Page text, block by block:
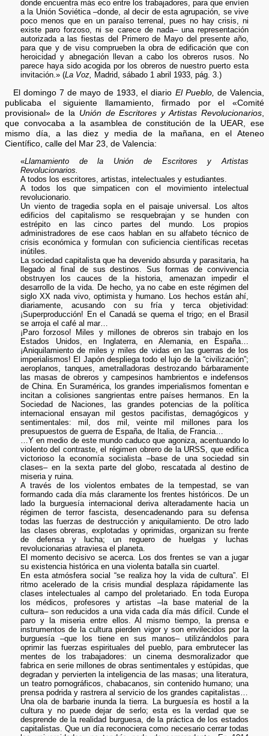
donde encuentra más eco entre los trabajadores, para que envíen
a la Unión Soviética –donde, al decir de esta agrupación, se vive
poco menos que en un paraíso terrenal, pues no hay crisis, ni
existe paro forzoso, ni se carece de nada– una representación
autorizada a las fiestas del Primero de Mayo del presente año,
para que y de visu comprueben la obra de edificación que con
heroicidad y abnegación llevan a cabo los obreros rusos. No
parece haya sido acogida por los obreros de nuestro puerto esta
invitación.» (La Voz, Madrid, sábado 1 abril 1933, pág. 3.)
El domingo 7 de mayo de 1933, el diario El Pueblo, de Valencia,
publicaba el siguiente llamamiento, firmado por el «Comité
provisional» de la Unión de Escritores y Artistas Revolucionarios,
que convocaba a la asamblea de constitución de la UEAR, ese
mismo día, a las diez y media de la mañana, en el Ateneo
Científico, calle del Mar 23, de Valencia:
«Llamamiento de la Unión de Escritores y Artistas
Revolucionarios.
A todos los escritores, artistas, intelectuales y estudiantes.
A todos los que simpaticen con el movimiento intelectual
revolucionario.
Un viento de tragedia sopla en el paisaje universal. Los altos
edificios del capitalismo se resquebrajan y se hunden con
estrépito en las cinco partes del mundo. Los propios
administradores de ese caos hablan en su alfabeto técnico de
crisis económica y formulan con suficiencia científicas recetas
inútiles.
La sociedad capitalista que ha devenido absurda y parasitaria, ha
llegado al final de sus destinos. Sus formas de convivencia
obstruyen los cauces de la historia, amenazan impedir el
desarrollo de la vida. De hecho, ya no cabe en este régimen del
siglo XX nada vivo, optimista y humano. Los hechos están ahí,
diariamente, acusando con su fría y terca objetividad:
¡Superproducción! En el Canadá se quema el trigo; en el Brasil
se arroja el café al mar…
¡Paro forzoso! Miles y millones de obreros sin trabajo en los
Estados Unidos, en Inglaterra, en Alemania, en España…
¡Aniquilamiento de miles y miles de vidas en las guerras de los
imperialismos! El Japón despliega todo el lujo de la “civilización”;
aeroplanos, tanques, ametralladoras destrozando bárbaramente
las masas de obreros y campesinos hambrientos e indefensos
de China. En Suramérica, los grandes imperialismos fomentan e
incitan a colisiones sangrientas entre países hermanos. En la
Sociedad de Naciones, las grandes potencias de la política
internacional ensayan mil gestos pacifistas, demagógicos y
sentimentales: mil, dos mil, veinte mil millones para los
presupuestos de guerra de España, de Italia, de Francia…
…Y en medio de este mundo caduco que agoniza, acentuando lo
violento del contraste, el régimen obrero de la URSS, que edifica
victorioso la economía socialista –base de una sociedad sin
clases– en la sexta parte del globo, rescatada al destino de
miseria y ruina.
A través de los violentos embates de la tempestad, se van
formando cada día más claramente los frentes históricos. De un
lado la burguesía internacional deriva alteradamente hacia un
régimen de terror fascista, desencadenando para su defensa
todas las fuerzas de destrucción y aniquilamiento. De otro lado
las clases obreras, explotadas y oprimidas, organizan su frente
de defensa y lucha; un reguero de huelgas y luchas
revolucionarias atraviesa el planeta.
El momento decisivo se acerca. Los dos frentes se van a jugar
su existencia histórica en una violenta batalla sin cuartel.
En esta atmósfera social “se realiza hoy la vida de cultura”. El
ritmo acelerado de la crisis mundial desplaza rápidamente las
clases intelectuales al campo del proletariado. En toda Europa
los médicos, profesores y artistas –la base material de la
cultura– son reducidos a una vida cada día más difícil. Cunde el
paro y la miseria entre ellos. Al mismo tiempo, la prensa e
instrumentos de la cultura pierden vigor y son envilecidos por la
burguesía –que los tiene en sus manos– utilizándolos para
oprimir las fuerzas espirituales del pueblo, para embrutecer las
mentes de los trabajadores: un cinema desmoralizador que
fabrica en serie millones de obras sentimentales y estúpidas, que
degradan y pervierten la inteligencia de las masas; una literatura,
un teatro pornográficos, chabacanos, sin contenido humano; una
prensa podrida y rastrera al servicio de los grandes capitalistas…
Una ola de barbarie inunda la tierra. La burguesía es hostil a la
cultura y no puede dejar de serlo; esta es la verdad que se
desprende de la realidad burguesa, de la práctica de los estados
capitalistas. Que un día reconociera como necesario cerrar todas